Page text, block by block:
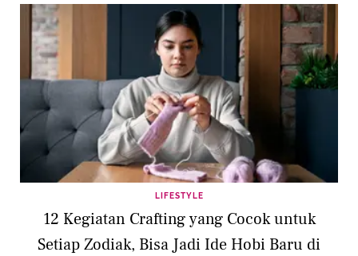
LIFESTYLE
12 Kegiatan Crafting yang Cocok untuk
Setiap Zodiak, Bisa Jadi Ide Hobi Baru di